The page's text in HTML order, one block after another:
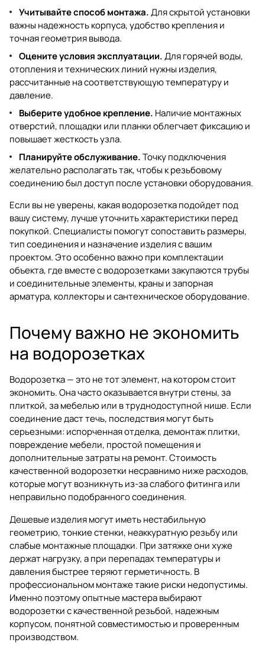
Учитывайте способ монтажа.Для скрытой установки
важны надежность корпуса, удобство крепления и
точная геометрия вывода.
Оцените условия эксплуатации.Для горячей воды,
отопления и технических линий нужны изделия,
рассчитанные на соответствующую температуру и
давление.
Выберите удобное крепление. Наличие монтажных
отверстий, площадки или планки облегчает фиксацию и
повышает жесткость узла.
Планируйте обслуживание.Точку подключения
желательно располагать так, чтобы к резьбовому
соединению был доступ после установки оборудования.
Если вы не уверены, какая водорозетка подойдет под
вашу систему, лучше уточнить характеристики перед
покупкой. Специалисты помогут сопоставить размеры,
тип соединения и назначение изделия с вашим
проектом. Это особенно важно при комплектации
объекта, где вместе с водорозетками закупаютсятрубы
и соединительные элементы, краны и запорная
арматура, коллекторы исантехническое оборудование.
Почему важно не экономить
на водорозетках
Водорозетка — это не тот элемент, на котором стоит
экономить. Она часто оказывается внутри стены, за
плиткой, за мебелью или в труднодоступной нише. Если
соединение даст течь, последствия могут быть
серьезными: испорченная отделка, демонтаж плитки,
повреждение мебели, простой помещения и
дополнительные затраты на ремонт. Стоимость
качественной водорозетки несравнимо ниже расходов,
которые могут возникнуть из-за слабого фитинга или
неправильно подобранного соединения.
Дешевые изделия могут иметь нестабильную
геометрию, тонкие стенки, неаккуратную резьбу или
слабые монтажные площадки. При затяжке они хуже
держат нагрузку, а при перепадах температуры и
давления быстрее теряют герметичность. В
профессиональном монтаже такие риски недопустимы.
Именно поэтому опытные мастера выбирают
водорозетки с качественной резьбой, надежным
корпусом, понятной совместимостью и проверенным
производством.